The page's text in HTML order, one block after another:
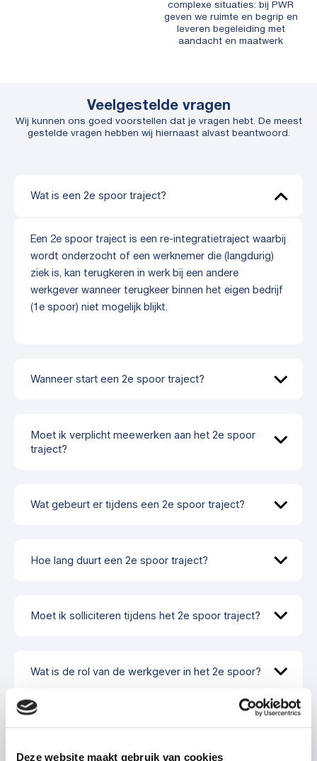
Deze website maakt gebruik van cookies
complexe situaties: bij PWR
geven we ruimte en begrip en
leveren begeleiding met
aandacht en maatwerk
Veelgestelde vragen
Wij kunnen ons goed voorstellen dat je vragen hebt. De meest
gestelde vragen hebben wij hiernaast alvast beantwoord.
Wat is een 2e spoor traject?
Een 2e spoor traject is een re-integratietraject waarbij
wordt onderzocht of een werknemer die (langdurig)
ziek is, kan terugkeren in werk bij een andere
werkgever wanneer terugkeer binnen het eigen bedrijf
(1e spoor) niet mogelijk blijkt.
Wanneer start een 2e spoor traject?
Moet ik verplicht meewerken aan het 2e spoor
traject?
Wat gebeurt er tijdens een 2e spoor traject?
Hoe lang duurt een 2e spoor traject?
Moet ik solliciteren tijdens het 2e spoor traject?
Wat is de rol van de werkgever in het 2e spoor?
Wat gebeurt er als het 2e spoor traject niet